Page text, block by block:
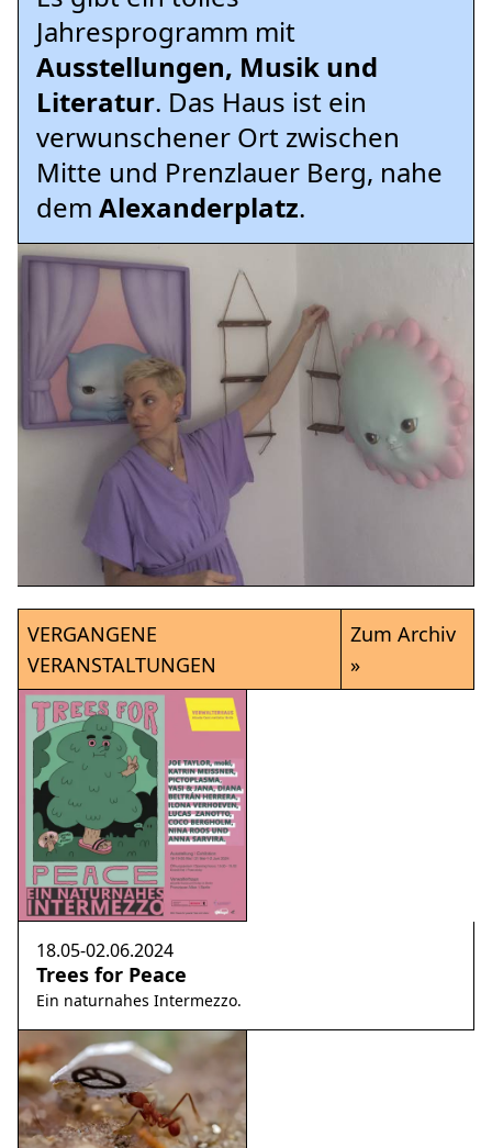
Jahresprogramm mit
Ausstellungen, Musik und
Literatur. Das Haus ist ein
verwunschener Ort zwischen
Mitte und Prenzlauer Berg, nahe
dem Alexanderplatz.
VERGANGENE
VERANSTALTUNGEN
Zum Archiv
»
18.05-02.06.2024
Trees for Peace
Ein naturnahes Intermezzo.